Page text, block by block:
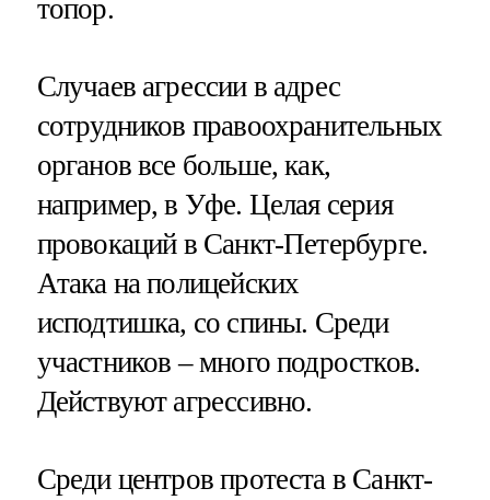
топор.
Случаев агрессии в адрес
сотрудников правоохранительных
органов все больше, как,
например, в Уфе. Целая серия
провокаций в Санкт-Петербурге.
Атака на полицейских
исподтишка, со спины. Среди
участников – много подростков.
Действуют агрессивно.
Среди центров протеста в Санкт-